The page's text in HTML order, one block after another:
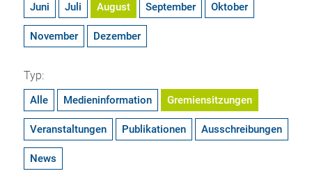
Juni Juli August September Oktober
November Dezember
Typ:
Alle Medieninformation Gremiensitzungen
Veranstaltungen Publikationen Ausschreibungen
News